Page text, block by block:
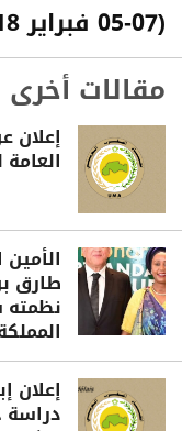
(05-07 فبراير 2018 في نواكشوط)
مقالات أخرى
إعلان
طارق
نظمته
إعلان
دراسة